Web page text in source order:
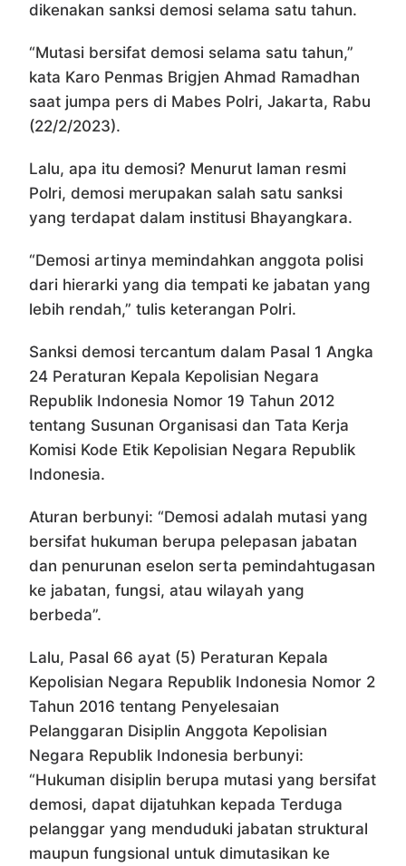
dikenakan sanksi demosi selama satu tahun.
“Mutasi bersifat demosi selama satu tahun,”
kata Karo Penmas Brigjen Ahmad Ramadhan
saat jumpa pers di Mabes Polri, Jakarta, Rabu
(22/2/2023).
Lalu, apa itu demosi? Menurut laman resmi
Polri, demosi merupakan salah satu sanksi
yang terdapat dalam institusi Bhayangkara.
“Demosi artinya memindahkan anggota polisi
dari hierarki yang dia tempati ke jabatan yang
lebih rendah,” tulis keterangan Polri.
Sanksi demosi tercantum dalam Pasal 1 Angka
24 Peraturan Kepala Kepolisian Negara
Republik Indonesia Nomor 19 Tahun 2012
tentang Susunan Organisasi dan Tata Kerja
Komisi Kode Etik Kepolisian Negara Republik
Indonesia.
Aturan berbunyi: “Demosi adalah mutasi yang
bersifat hukuman berupa pelepasan jabatan
dan penurunan eselon serta pemindahtugasan
ke jabatan, fungsi, atau wilayah yang
berbeda”.
Lalu, Pasal 66 ayat (5) Peraturan Kepala
Kepolisian Negara Republik Indonesia Nomor 2
Tahun 2016 tentang Penyelesaian
Pelanggaran Disiplin Anggota Kepolisian
Negara Republik Indonesia berbunyi:
“Hukuman disiplin berupa mutasi yang bersifat
demosi, dapat dijatuhkan kepada Terduga
pelanggar yang menduduki jabatan struktural
maupun fungsional untuk dimutasikan ke